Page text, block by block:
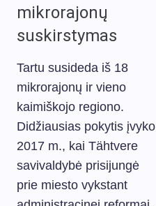
mikrorajonų
suskirstymas
Tartu susideda iš 18
mikrorajonų ir vieno
kaimiškojo regiono.
Didžiausias pokytis įvyko
2017 m., kai Tähtvere
savivaldybė prisijungė
prie miesto vykstant